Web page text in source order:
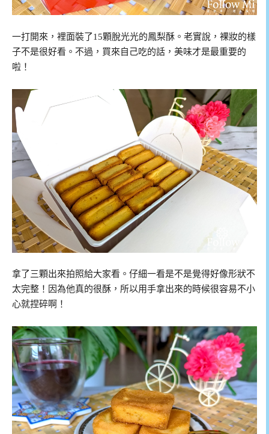
一打開來，裡面裝了15顆脫光光的鳳梨酥。老實說，裸妝的樣
子不是很好看。不過，買來自己吃的話，美味才是最重要的
啦！
拿了三顆出來拍照給大家看。仔細一看是不是覺得好像形狀不
太完整！因為他真的很酥，所以用手拿出來的時候很容易不小
心就捏碎啊！